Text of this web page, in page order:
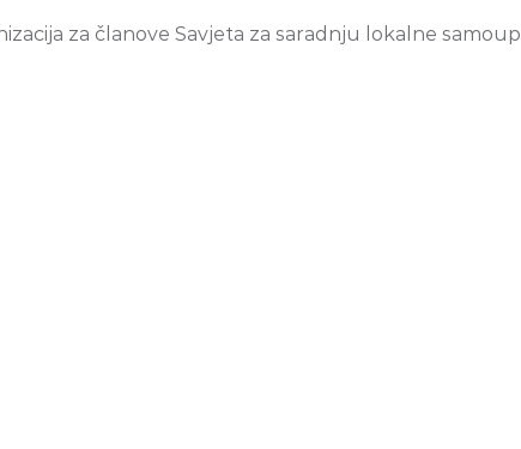
za članove Savjeta za saradnju lokalne